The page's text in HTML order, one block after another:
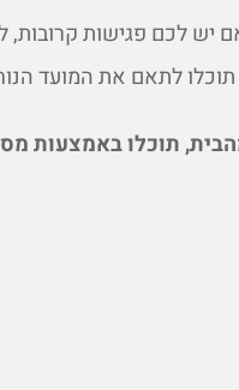
יש לכם פגישות קרובות,
לתאם את המועד
תוכלו באמצעות